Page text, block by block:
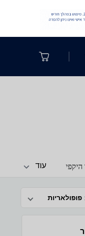
היקפי עוד
פופולאריות